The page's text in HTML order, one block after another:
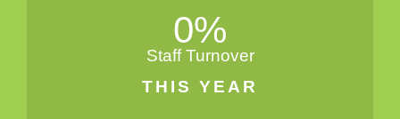
0%
Staff Turnover
THIS YEAR